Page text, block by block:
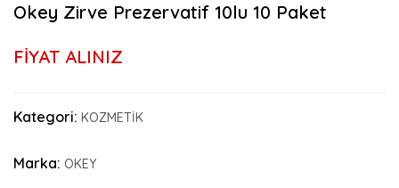
Okey Zirve Prezervatif 10lu 10 Paket
FİYAT ALINIZ
Kategori: KOZMETİK
Marka: OKEY